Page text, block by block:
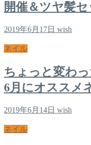
開催＆ツヤ髪セ
2019年6月17日 wish
ネイル
ちょっと変わ
6月にオススメ
2019年6月14日 wish
ネイル